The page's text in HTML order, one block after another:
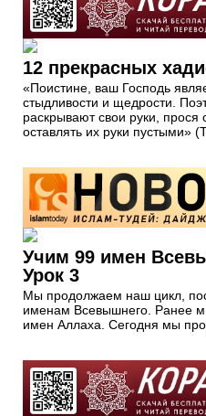
12 прекрасных
«Поистине, ваш Господь
стыдливости и щедрости.
раскрывают свои руки, прося
оставлять их руки пустыми»
Учим 99 имен
Урок 3
Мы продолжаем наш цикл,
именам Всевышнего. Ранее
имен Аллаха. Сегодня мы